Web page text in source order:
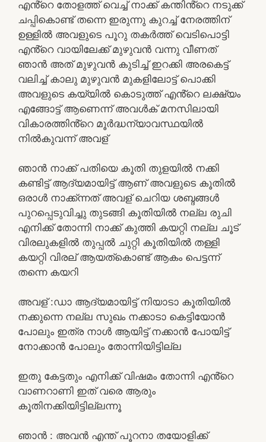
എൻ്റെ തോളത്ത് വെച്ച് നാക്ക് കന്തിൻ്റെ നടുക്ക്
ചപ്പികൊണ്ട് തന്നെ ഇരുന്നു കുറച്ച് നേരത്തിന്
ഉള്ളിൽ അവളുടെ പൂറു തകർത്ത് വെടിപൊട്ടി
എൻ്റെ വായിലേക്ക് മുഴുവൻ വന്നു വീണത്
ഞാൻ അത് മുഴുവൻ കുടിച്ച് ഇറക്കി അരകെട്ട്
വലിച്ച് കാലു മുഴുവൻ മുകളിലോട്ട് പൊക്കി
അവളുടെ കയ്യിൽ കൊടുത്ത് എൻ്റെ ലക്ഷ്യം
എങ്ങോട്ട് ആണെന്ന് അവൾക് മനസിലായി
വികാരത്തിൻ്റെ മൂർദ്ധന്യാവസ്ഥയിൽ
നിൽകുവന്ന് അവള്
ഞാൻ നാക്ക് പതിയെ കൂതി തുളയിൽ നക്കി
കണ്ടിട്ട് ആദ്യമായിട്ട് ആണ് അവളുടെ കൂതിൽ
ഒരാൾ നാക്ക്ന്നത് അവള് ചെറിയ ശബ്ദങ്ങൾ
പുറപ്പെടുവിച്ചു തുടങ്ങി കൂതിയിൽ നല്ല രുചി
എനിക്ക് തോന്നി നാക്ക് കുത്തി കയറ്റി നല്ല ചൂട്
വിരലുകളിൽ തുപ്പൽ ചുറ്റി കൂതിയിൽ തള്ളി
കയറ്റി വിരല് ആയത്കൊണ്ട് ആകം പെട്ടന്ന്
തന്നെ കയറി
അവള് :ഡാ ആദ്യമായിട്ട് നിയാടാ കൂതിയിൽ
നക്കുന്നെ നല്ല സുഖം നക്കാടാ കെട്ടിയോൻ
പോലും ഇത്ര നാൾ ആയിട്ട് നക്കാൻ പോയിട്ട്
നോക്കാൻ പോലും തോന്നിയിട്ടില്ല
ഇതു കേട്ടതും എനിക്ക് വിഷമം തോന്നി എൻ്റെ
വാണറാണി ഇത് വരെ ആരും
കൂതിനക്കിയിട്ടില്ലന്നൂ
ഞാൻ : അവൻ എന്ത് പൂറനാ തയോളിക്ക്